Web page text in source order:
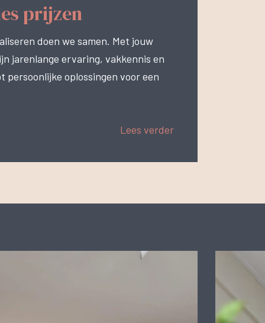
prijzen
doen we samen. Met jouw
jarenlange ervaring, vakkennis en
oplossingen voor een
Lees verder